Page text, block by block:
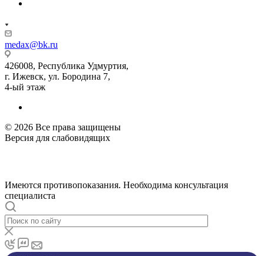
medax@bk.ru
426008, Республика Удмуртия,
г. Ижевск, ул. Бородина 7,
4-ый этаж
© 2026 Все права защищены
Версия для слабовидящих
Имеются противопоказания. Необходима консультация
специалиста